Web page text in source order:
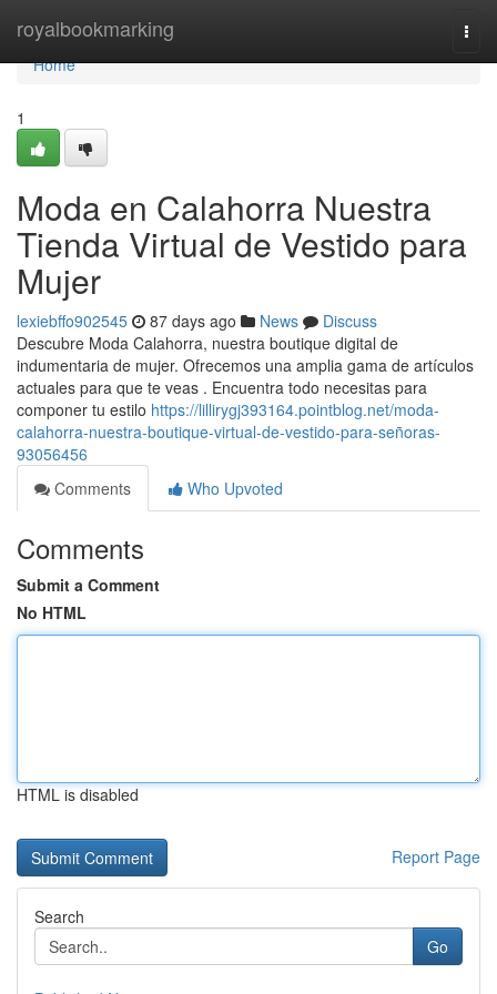
royalbookmarking
Home
Home
1
Moda en Calahorra Nuestra
Tienda Virtual de Vestido para
Mujer
lexiebffo902545 87 days ago News
Discuss
Descubre Moda Calahorra, nuestra boutique digital de
indumentaria de mujer. Ofrecemos una amplia gama de artículos
actuales para que te veas . Encuentra todo necesitas para
componer tu estilo https://lillirygj393164.pointblog.net/moda-
calahorra-nuestra-boutique-virtual-de-vestido-para-señoras-
93056456
Comments
Who Upvoted
Comments
Submit a Comment
No HTML
HTML is disabled
Report Page
Search
Go